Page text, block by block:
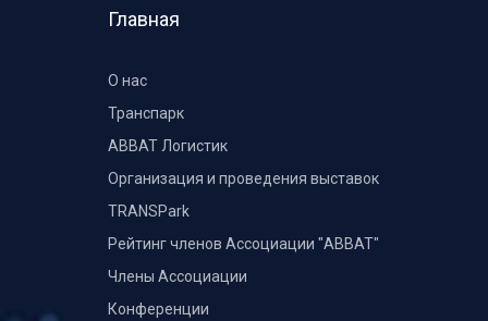
Главная
О нас
Транспарк
ABBAT Логистик
Организация и проведения выставок
TRANSPark
Рейтинг членов Ассоциации "АВВАТ"
Члены Ассоциации
Конференции